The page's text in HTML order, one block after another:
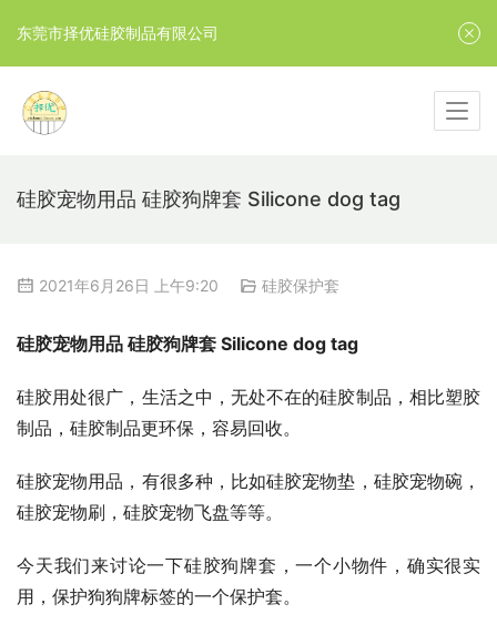
硅胶宠物用品 硅胶狗牌套 Silicone dog tag
2021年6月26日 上午9:20 硅胶保护套
硅胶宠物用品 硅胶狗牌套 Silicone dog tag
硅胶用处很广，生活之中，无处不在的硅胶制品，相比塑胶
制品，硅胶制品更环保，容易回收。
硅胶宠物用品，有很多种，比如硅胶宠物垫，硅胶宠物碗，
硅胶宠物刷，硅胶宠物飞盘等等。
今天我们来讨论一下硅胶狗牌套，一个小物件，确实很实
用，保护狗狗牌标签的一个保护套。
东莞市择优硅胶制品有限公司